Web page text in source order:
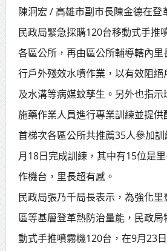
打鐵厝北側產業園區
動土創造千個就業機會
高雄「三民運動中心
邁、運動部長李洋各界
高雄東照山關帝廟全
法比賽 圓滿落幕
不對稱戰力
蔣萬安再拋出「倒閣
邁組閣
賴總統肯定「金唐獎
陳泂宏 / 高雄市副市長陳金德在登
民政局緊急採購120台移動式手推
各區公所，再由區公所輔導轄內
行戶外殘效水噴作業，以有效阻
及水溝等病媒蚊孳生。另外也指
施藥作業人員進行專業訓練並提供
首梯次各區公所共推薦35人參加
月18日完成訓練，其中有15位是
作機台，里長超有感。
民政局張乃千局長表示，為強化
區等基層登革熱防治量能，民政
動式手推噴霧機120台，在9月23